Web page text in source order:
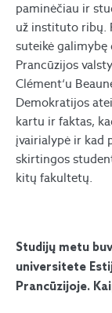
paminėčiau ir
už instituto ribų.
suteikė
Prancūzijos
Clément‘u
Demokratijos
kartu ir faktas,
įvairialypė ir kad
skirtingos
kitų fakultetų.
Studijų metu
universitete
Prancūzijoje.